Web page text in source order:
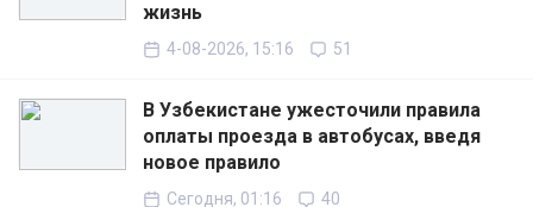
жизнь
4-08-2026, 15:16 51
В Узбекистане ужесточили правила
оплаты проезда в автобусах, введя
новое правило
Сегодня, 01:16 40